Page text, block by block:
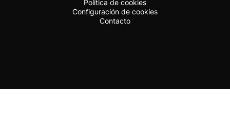
Política de cookies
Configuración de cookies
Contacto